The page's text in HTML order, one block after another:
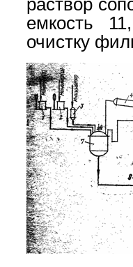
раствор
емкость
очистку